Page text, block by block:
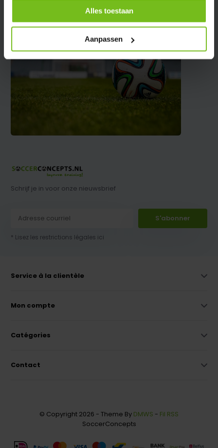
Alles toestaan
Aanpassen
Schrijf je in voor onze nieuwsbrief
S'abonner
* Lisez les restrictions légales ici
Service à la clientèle
Mon compte
Catégories
Contact
© Copyright 2026 - Theme By DMWS - Fil RSS
SoccerConcepts